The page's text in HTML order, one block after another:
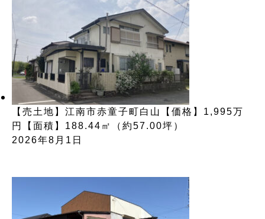
【売土地】江南市赤童子町白山【価格】1,995万
円【面積】188.44㎡（約57.00坪）
2026年8月1日